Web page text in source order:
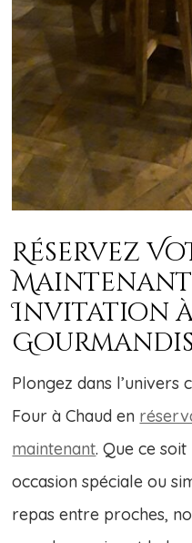
Réservez
Maintenant
Invitation
Plongez dans
Four à Chaud en
maintenant. Que ce
occasion spéciale ou
repas entre proches,